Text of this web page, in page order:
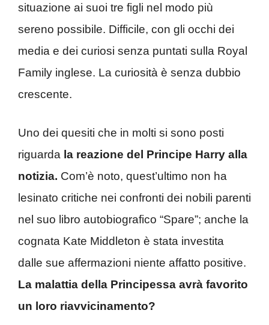
situazione ai suoi tre figli nel modo più
sereno possibile. Difficile, con gli occhi dei
media e dei curiosi senza puntati sulla Royal
Family inglese. La curiosità è senza dubbio
crescente.
Uno dei quesiti che in molti si sono posti
riguarda la reazione del Principe Harry alla
notizia. Com’è noto, quest’ultimo non ha
lesinato critiche nei confronti dei nobili parenti
nel suo libro autobiografico “Spare”; anche la
cognata Kate Middleton è stata investita
dalle sue affermazioni niente affatto positive.
La malattia della Principessa avrà favorito
un loro riavvicinamento?